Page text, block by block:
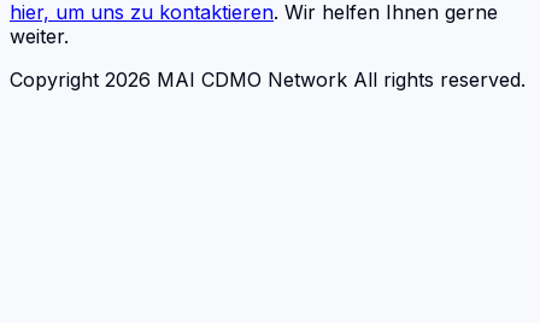
hier, um uns zu kontaktieren. Wir helfen Ihnen gerne
weiter.
Copyright 2026 MAI CDMO Network All rights reserved.